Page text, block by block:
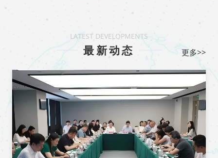
更多>>
LATEST DEVELOPMENTS
最新动态